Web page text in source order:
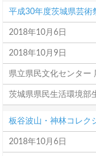
平成30年度茨城県芸術
2018年10月6日
2018年10月9日
県立県民文化センター
茨城県県民生活環境部
板谷波山・神林コレク
2018年10月6日